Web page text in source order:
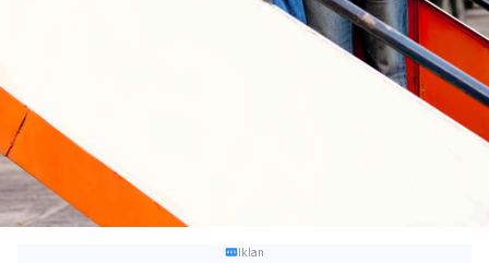
Iklan